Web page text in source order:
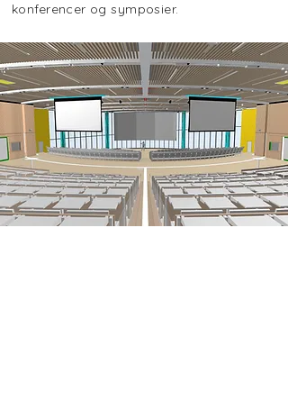
konferencer og symposier.